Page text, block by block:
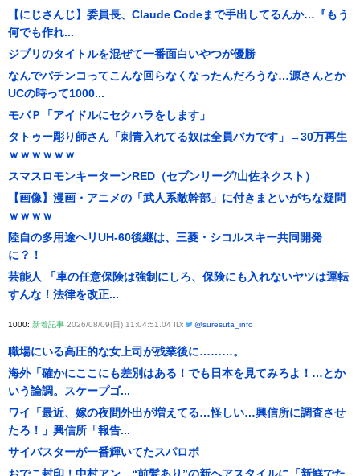
【にじさんじ】委員長、Claude Codeまで手出してるんか…『もう
何でも作れ...
ジブリのタイトルを混ぜて一番面白いやつが優勝
なんでパチンコってこんな回らなくなったんだろうな…源さんとか
UCの時って1000...
モバＰ「アイドルにセクハラをします」
タトゥー彫り師さん「刺青入れてる奴は全員バカです」→30万再生
ｗｗｗｗｗｗ
スマスロモンキーターンRED（セブンリーグ/山佐ネクスト）
【画像】漫画・アニメの「武人系敵幹部」に付きまといがちな疑問
ｗｗｗｗ
陸自の多用途ヘリUH-60後継は、三菱・シコルスキー共同開発
に？！
芸能人 「車の任意保険は強制にしろ、保険にも入れないヤツは運転
すんな！法律を改正...
1000: 新着記事 2026/08/09(日) 11:04:51.04 ID: @suresuta_info
職場にいる高圧的な女上司が残業後に………。
海外「確かにここにも差別はある！でも日本を見てみろよ！…とか
いう論調。スケープゴ...
ワイ「最近、嫁の夜間外出が増えてる…怪しい…興信所に調査させ
たろ！」興信所「報告...
サイバスターが一番輝いてたスパロボ